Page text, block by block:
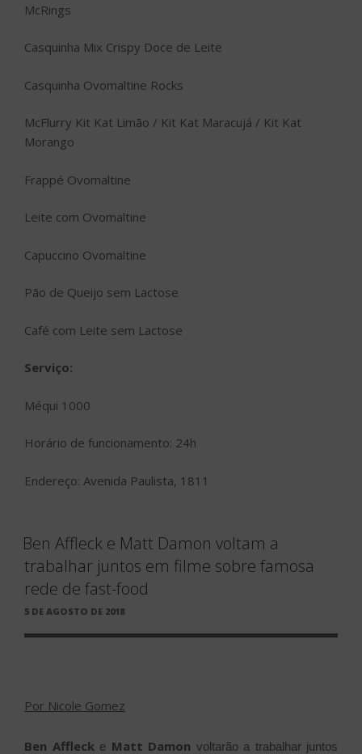
McRings
Casquinha Mix Crispy Doce de Leite
Casquinha Ovomaltine Rocks
McFlurry Kit Kat Limão / Kit Kat Maracujá / Kit Kat
Morango
Frappé Ovomaltine
Leite com Ovomaltine
Capuccino Ovomaltine
Pão de Queijo sem Lactose
Café com Leite sem Lactose
Serviço:
Méqui 1000
Horário de funcionamento: 24h
Endereço: Avenida Paulista, 1811
Ben Affleck e Matt Damon voltam a
trabalhar juntos em filme sobre famosa
rede de fast-food
PUBLICADO
5 DE AGOSTO DE 2018
Por Nicole Gomez
Ben Affleck e Matt Damon voltarão a trabalhar juntos